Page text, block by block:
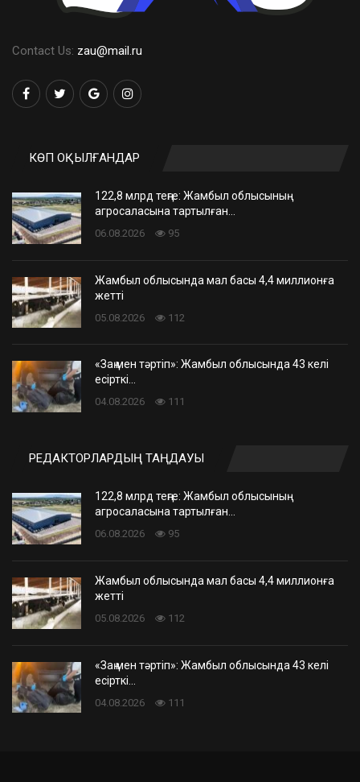
Contact Us: zau@mail.ru
КӨП ОҚЫЛҒАНДАР
122,8 млрд теңге: Жамбыл облысының
агросаласына тартылған…
06.08.2026 95
Жамбыл облысында мал басы 4,4 миллионға
жетті
05.08.2026 112
«Заң мен тәртіп»: Жамбыл облысында 43 келі
есірткі…
04.08.2026 111
РЕДАКТОРЛАРДЫҢ ТАҢДАУЫ
122,8 млрд теңге: Жамбыл облысының
агросаласына тартылған…
06.08.2026 95
Жамбыл облысында мал басы 4,4 миллионға
жетті
05.08.2026 112
«Заң мен тәртіп»: Жамбыл облысында 43 келі
есірткі…
04.08.2026 111